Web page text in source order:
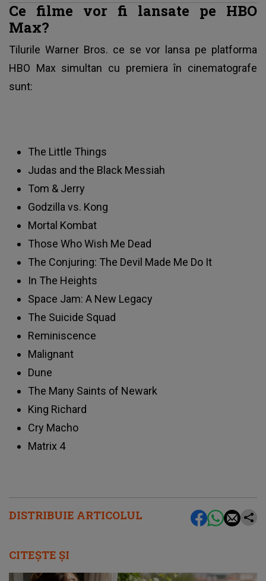
DISTRIBUIE ARTICOLUL
Ce filme vor fi lansate pe HBO
Max?
Tilurile Warner Bros. ce se vor lansa pe platforma
HBO Max simultan cu premiera în cinematografe
sunt:
The Little Things
Judas and the Black Messiah
Tom & Jerry
Godzilla vs. Kong
Mortal Kombat
Those Who Wish Me Dead
The Conjuring: The Devil Made Me Do It
In The Heights
Space Jam: A New Legacy
The Suicide Squad
Reminiscence
Malignant
Dune
The Many Saints of Newark
King Richard
Cry Macho
Matrix 4
CITEȘTE ȘI